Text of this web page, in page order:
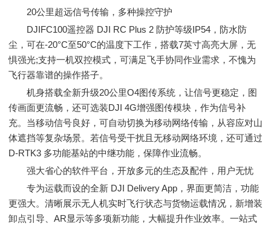
20公里超远信号传输，多种操控守护
DJIFC100遥控器 DJI RC Plus 2 防护等级IP54，防水防
尘，可在-20°C至50°C的温度下工作，搭载7英寸高亮大屏，无
惧强光;支持一机双控模式，可满足飞手协同作业需求，不愧为
飞行器靠谱的操作搭子。
机身搭载全新升级20公里O4图传系统，让信号更稳定，图
传画面更流畅，还可选装DJI 4G增强图传模块，作为信号补
充。当移动信号良好，可自动切换为移动网络传输，从容应对山
体遮挡等复杂场景。若信号受干扰且无移动网络环境，还可通过
D-RTK3 多功能基站的中继功能，保障作业流畅。
强大省心的软件平台，开放多元的生态及配件，用户无忧
专为运载而设的全新 DJI Delivery App，界面更简洁，功能
更强大。清晰展示无人机实时飞行状态与货物运载情况，新增装
卸点引导、AR显示等多项新功能，大幅提升作业效率。一站式